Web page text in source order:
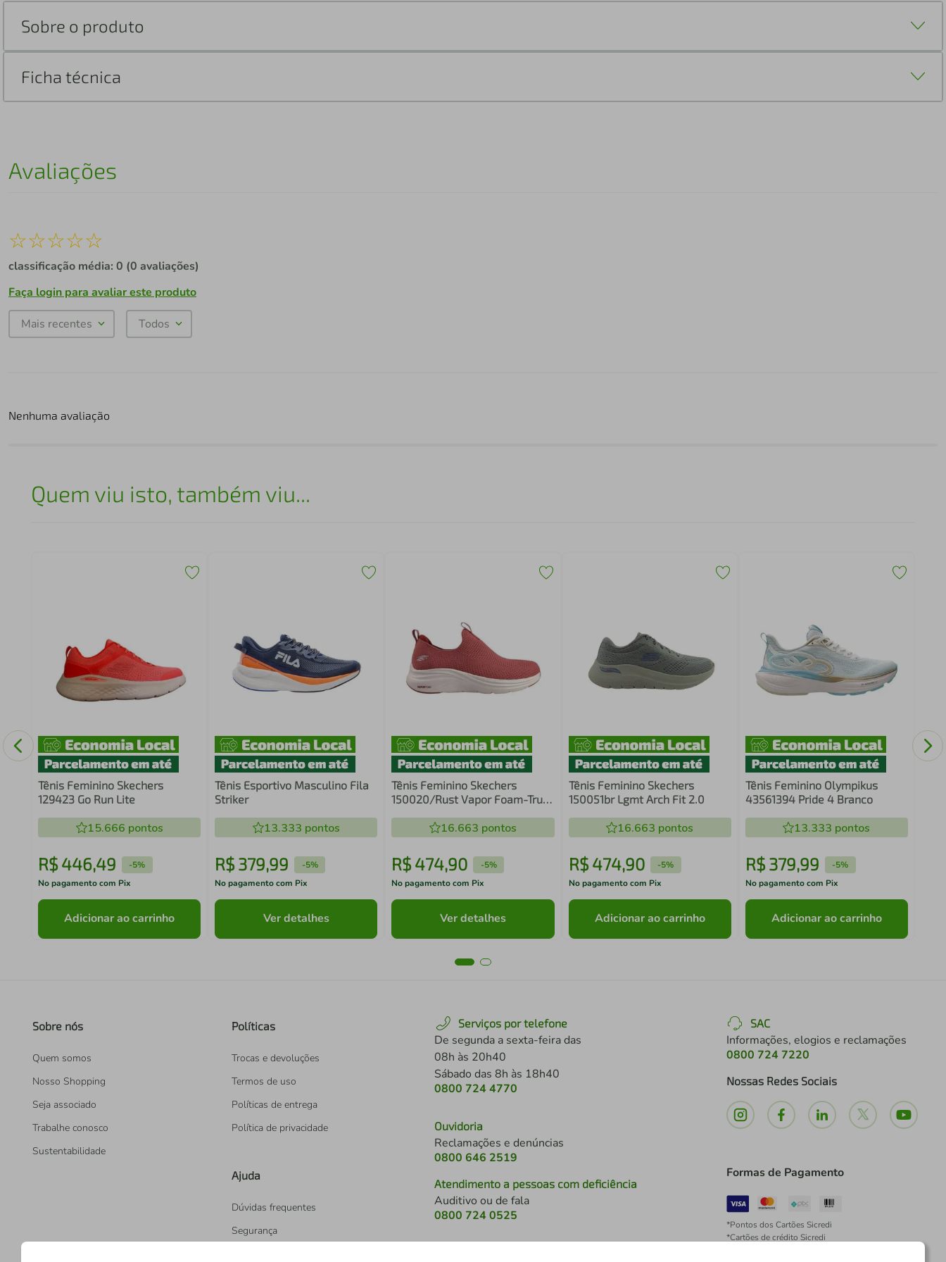
Sobre o produto
Ficha técnica
Avaliações
☆☆☆☆☆
classificação média: 0 (0 avaliações)
Faça login para avaliar este produto
Mais recentes Todos
Nenhuma avaliação
Quem viu isto, também viu...
Tênis Feminino Skechers
129423 Go Run Lite
15.666 pontos
R$ 446,49 -5%
No pagamento com Pix
Adicionar ao carrinho
Tênis Esportivo Masculino Fila
Striker
13.333 pontos
R$ 379,99 -5%
No pagamento com Pix
Ver detalhes
Tênis Feminino Skechers
150020/Rust Vapor Foam-True
16.663 pontos
R$474,90 -5%
No pagamento com Pix
Ver detalhes
Tênis Feminino Skechers
150051br Lgmt Arch Fit 2.0
16.663 pontos
R$ 474,90 -5%
No pagamento com Pix
Adicionar ao carrinho
Tênis Feminino Olympikus
43561394 Pride 4 Branco
13.333 pontos
R$ 379,99 -5%
No pagamento com Pix
Adicionar ao carrinho
Sobre nós
Quem somos
Nosso Shopping
Seja associado
Trabalhe conosco
Sustentabilidade
Políticas
Trocas e devoluções
Termos de uso
Políticas de entrega
Política de privacidade
Ajuda
Dúvidas frequentes
Segurança
Serviços por telefone
De segunda a sexta-feira das
08h às 20h40
Sábado das 8h às 18h40
0800 724 4770
Ouvidoria
Reclamações e denúncias
0800 646 2519
Atendimento a pessoas com deficiência
Auditivo ou de fala
0800 724 0525
SAC
Informações, elogios e reclamações
0800 724 7220
Nossas Redes Sociais
Formas de Pagamento
*Pontos dos Cartões Sicredi
*Cartões de crédito Sicredi